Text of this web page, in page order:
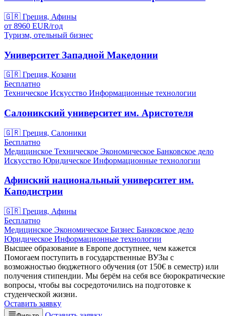
🇬🇷 Греция, Афины
от 8960 EUR/год
Туризм, отельный бизнес
Университет Западной Македонии
🇬🇷 Греция, Козани
Бесплатно
Техническое Искусство Информационные технологии
Салоникский университет им. Аристотеля
🇬🇷 Греция, Салоники
Бесплатно
Медицинское Техническое Экономическое Банковское дело
Искусство Юридическое Информационные технологии
Афинский национальный университет им.
Каподистрии
🇬🇷 Греция, Афины
Бесплатно
Медицинское Экономическое Бизнес Банковское дело
Юридическое Информационные технологии
Высшее образование в Европе доступнее, чем кажется
Помогаем поступить в государственные ВУЗы с
возможностью бюджетного обучения (от 150€ в семестр) или
получения стипендии. Мы берём на себя все бюрократические
вопросы, чтобы вы сосредоточились на подготовке к
студенческой жизни.
Оставить заявку